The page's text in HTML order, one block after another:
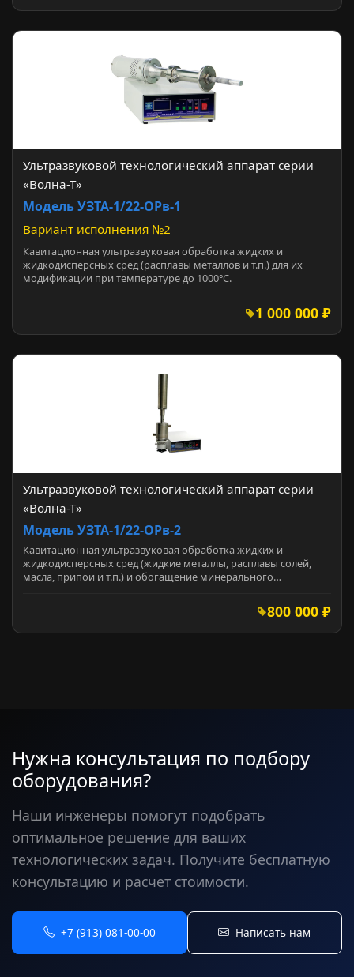
Ультразвуковой технологический аппарат серии
«Волна-Т»
Модель УЗТА-1/22-ОРв-1
Вариант исполнения №2
Кавитационная ультразвуковая обработка жидких и
жидкодисперсных сред (расплавы металлов и т.п.) для их
модификации при температуре до 1000°С.
1 000 000 ₽
Ультразвуковой технологический аппарат серии
«Волна-Т»
Модель УЗТА-1/22-ОРв-2
Кавитационная ультразвуковая обработка жидких и
жидкодисперсных сред (жидкие металлы, расплавы солей,
масла, припои и т.п.) и обогащение минерального…
800 000 ₽
Нужна консультация по подбору
оборудования?
Наши инженеры помогут подобрать
оптимальное решение для ваших
технологических задач. Получите бесплатную
консультацию и расчет стоимости.
+7 (913) 081-00-00 Написать нам